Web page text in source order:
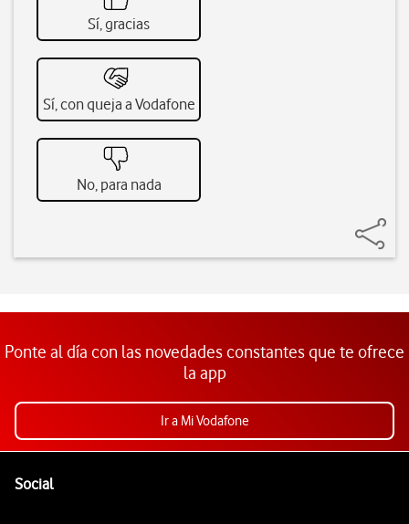
Sí, gracias
Sí, con queja a Vodafone
No, para nada
Ponte al día con las novedades constantes que te ofrece
la app
Ir a Mi Vodafone
SocialEnlaces a las redes sociales de Vodafone